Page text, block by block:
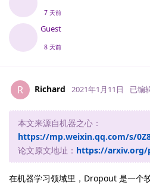
7 天前
Guest
8 天前
R Richard 2021年1月11日 已编
本文来源自机器之心：
https://mp.weixin.qq.com/s/
论文原文地址： https://arxiv.org/
在机器学习领域里，Dropout 是一个